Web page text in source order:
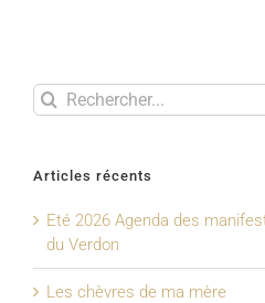
Rechercher
Articles récents
Eté 2026 Agenda des
du Verdon
Les chèvres de ma mère